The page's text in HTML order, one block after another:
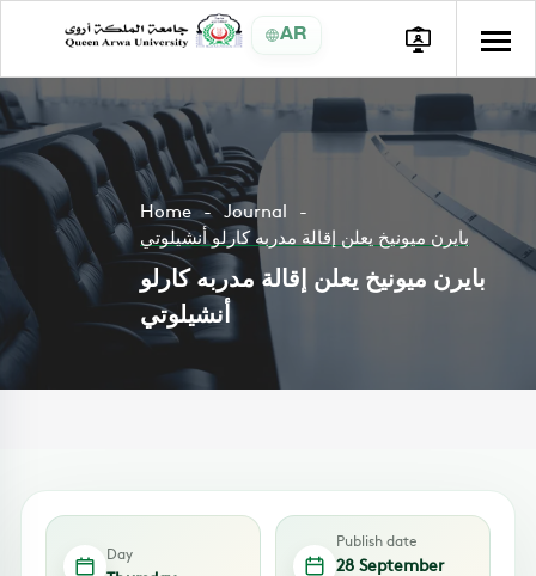
AR
Home
Journal
بايرن ميونيخ يعلن إقالة مدربه كارلو أنشيلوتي
بايرن ميونيخ يعلن إقالة مدربه كارلو
أنشيلوتي
Day
Publish date
28 September